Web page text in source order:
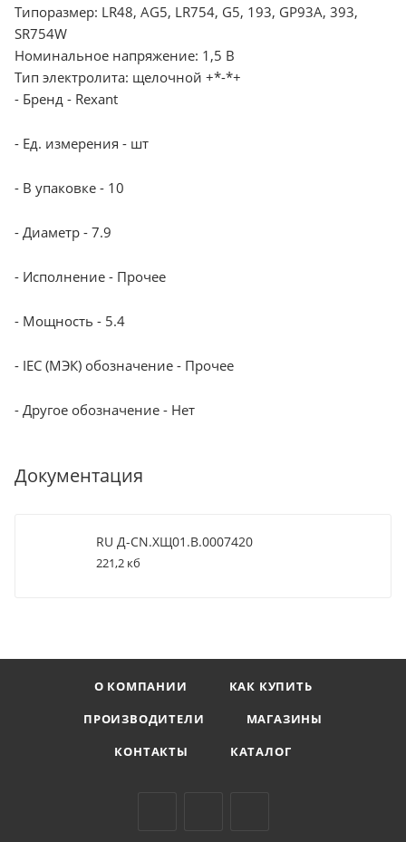
Типоразмер: LR48, AG5, LR754, G5, 193, GP93A, 393,
SR754W
Номинальное напряжение: 1,5 В
Тип электролита: щелочной +*-*+
- Бренд - Rexant
- Ед. измерения - шт
- В упаковке - 10
- Диаметр - 7.9
- Исполнение - Прочее
- Мощность - 5.4
- IEC (МЭК) обозначение - Прочее
- Другое обозначение - Нет
Документация
RU Д-CN.ХЩ01.В.0007420
221,2 кб
О КОМПАНИИ
КАК КУПИТЬ
ПРОИЗВОДИТЕЛИ
МАГАЗИНЫ
КОНТАКТЫ
КАТАЛОГ